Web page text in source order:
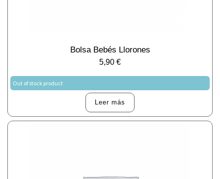
Bolsa Bebés Llorones
5,90 €
Out of stock product
Leer más